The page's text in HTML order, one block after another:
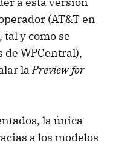
(AT&T en
tal y como se
WPCentral),
laPreview for
la única
a los modelos